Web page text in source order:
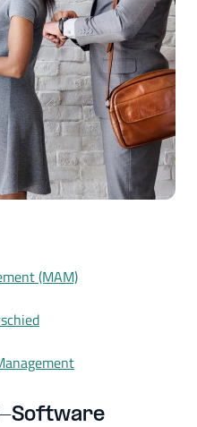
(MAM)
Software